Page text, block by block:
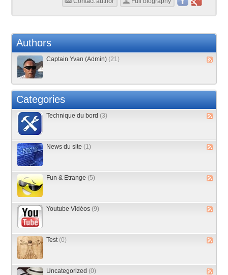
Authors
Captain Yvan (Admin) (21)
Categories
Technique du bord (3)
News du site (1)
Fun & Etrange (5)
Youtube Vidéos (9)
Test (0)
Uncategorized (0)